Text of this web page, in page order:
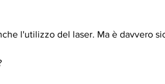
l'utilizzo del laser. Ma è davvero